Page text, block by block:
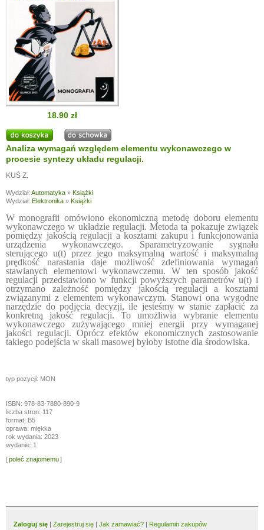
18.90 zł
Analiza wymagań względem elementu wykonawczego w
procesie syntezy układu regulacji.
KUŚ Z.
Wydział: Automatyka » Książki
Wydział: Elektronika » Książki
W monografii omówiono ekonomiczną metodę doboru elementu
wykonawczego w układzie regulacji. Metoda ta pokazuje związek
pomiędzy jakością regulacji a kosztami zakupu i funkcjonowania
urządzenia wykonawczego. Sparametryzowanie sygnału
sterującego u(t) przez jego maksymalną wartość i maksymalną
prędkość narastania daje możliwość zdefiniowania wymagań
stawianych elementowi wykonawczemu. W ten sposób jakość
regulacji przedstawiono w funkcji powyższych parametrów u(t) i
otrzymano zależność pomiędzy jakością regulacji a kosztami
związanymi z elementem wykonawczym. Stanowi ona wygodne
narzędzie do podjęcia decyzji, ile jesteśmy w stanie zapłacić za
konkretną jakość regulacji. To umożliwia wybranie elementu
wykonawczego zużywającego mniej energii przy wymaganej
jakości regulacji. Oprócz efektów ekonomicznych zastosowanie
takiego podejścia w skali masowej byłoby istotne dla środowiska.
typ pozycji: MON
ISBN: 978-83-7880-890-9
liczba stron: 117
format: B5
oprawa: miękka
rok wydania: 2023
wydanie: 1
[poleć znajomemu]
Zaloguj się | Zarejestruj się | Jak zamawiać? | Regulamin zakupów